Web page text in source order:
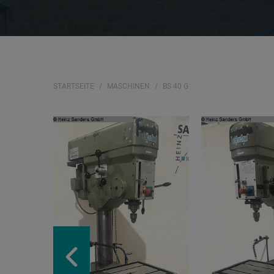
STARTSEITE MASCHINEN BS 40 G